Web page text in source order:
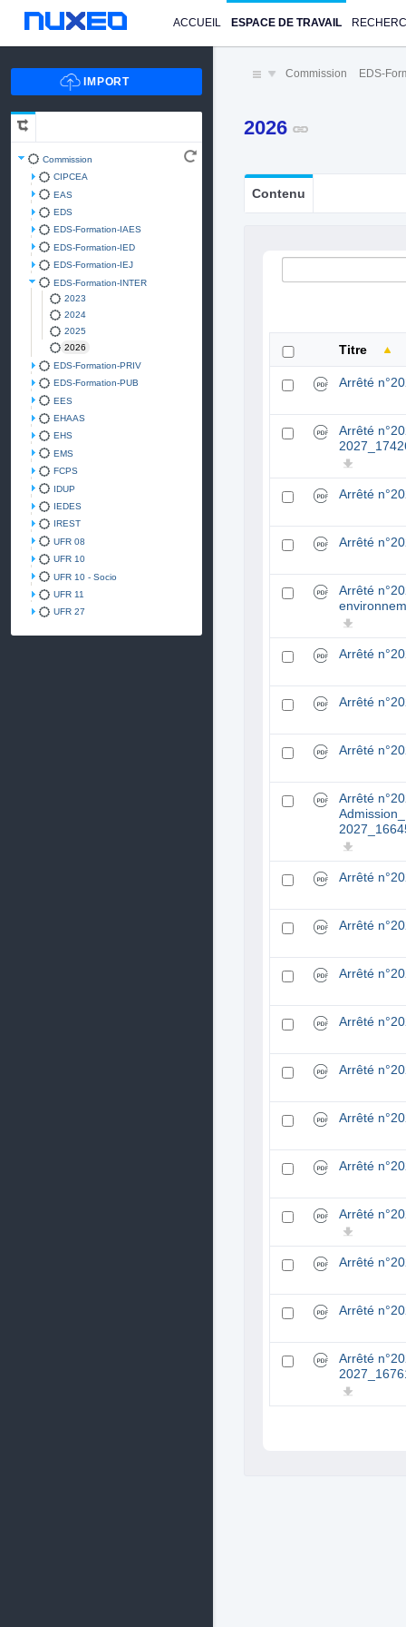
ACCUEIL ESPACE DE TRAVAIL
Commission
CIPCEA
EAS
EDS
EDS-Formation-IAES
EDS-Formation-IED
EDS-Formation-IEJ
EDS-Formation-INTER
2023
2024
2025
2026
EDS-Formation-PRIV
EDS-Formation-PUB
EES
EHAAS
EHS
EMS
FCPS
IDUP
IEDES
IREST
UFR 08
UFR 10
UFR 10 - Socio
UFR 11
UFR 27
Commission EDS-
2026
Contenu
Titre
Arrêté
Arrêté
Arrêté
Arrêté
Arrêté
Arrêté
Arrêté
Arrêté
Arrêté
Arrêté
Arrêté
Arrêté
Arrêté
Arrêté
Arrêté
Arrêté
Arrêté
Arrêté
Arrêté
Arrêté